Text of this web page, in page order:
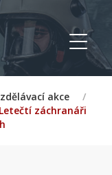
akce
/
záchranáři